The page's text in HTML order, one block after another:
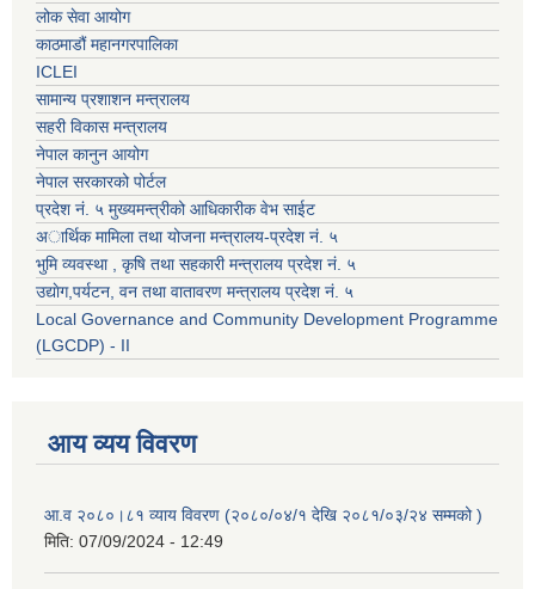
लोक सेवा आयोग
काठमाडौं महानगरपालिका
ICLEI
सामान्य प्रशाशन मन्त्रालय
सहरी विकास मन्त्रालय
नेपाल कानुन आयोग
नेपाल सरकारको पोर्टल
प्रदेश नं. ५ मुख्यमन्त्रीको आधिकारीक वेभ साईट
अार्थिक मामिला तथा योजना मन्त्रालय-प्रदेश नं. ५
भुमि व्यवस्था , कृषि तथा सहकारी मन्त्रालय प्रदेश नं. ५
उद्याेग,पर्यटन, वन तथा वातावरण मन्त्रालय प्रदेश नं. ५
Local Governance and Community Development Programme
(LGCDP) - II
आय व्यय विवरण
आ.व २०८०।८१ व्याय विवरण (२०८०/०४/१ देखि २०८१/०३/२४ सम्मको )
मिति: 07/09/2024 - 12:49